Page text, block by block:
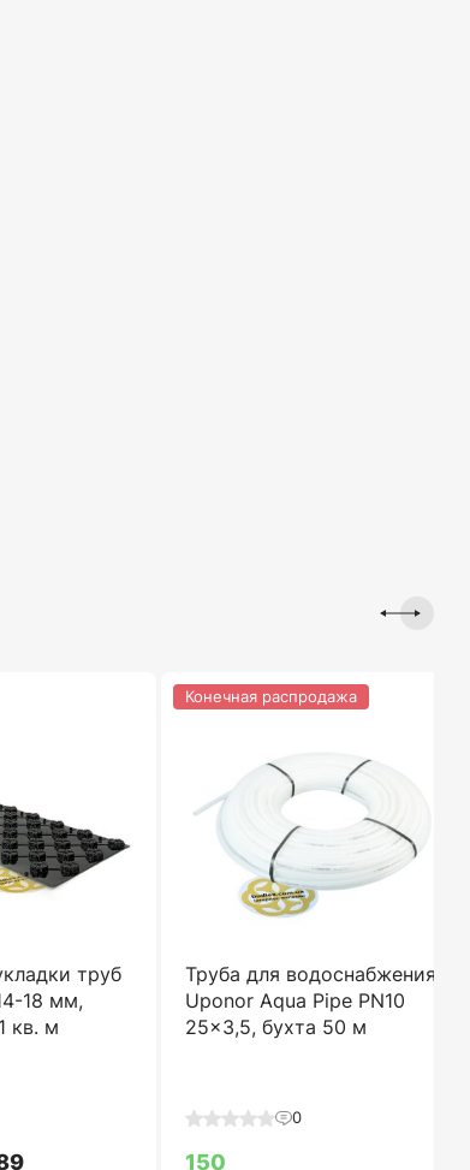
труб
18 мм,
кв. м
Труба для водоснабжения
Uponor Aqua Pipe PN10
25x3,5, бухта 50 м
0
150
Конечная распродажа